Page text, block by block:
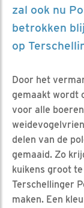
zal ook nu
betrokken
op
Door het
gemaakt wordt
voor alle
delen van de
gemaaid. Zo
kuikens groot
Terschellinger
maken. Een